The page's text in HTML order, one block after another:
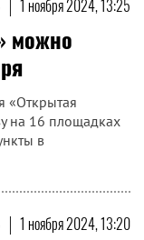
| 1 ноября 2024, 13:25
можно
«Открытая
на 16 площадках
в
| 1 ноября 2024, 13:20